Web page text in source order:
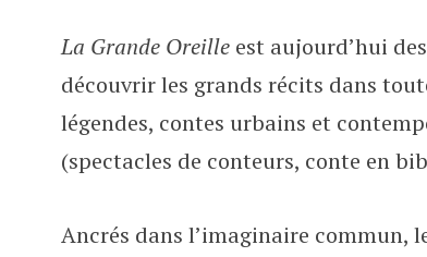
La Grande Oreille est aujourd’hui
découvrir les grands récits dans
légendes, contes urbains et
(spectacles de conteurs, conte en
Ancrés dans l’imaginaire commun,